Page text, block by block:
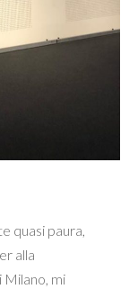
quasi paura,
alla
Milano, mi